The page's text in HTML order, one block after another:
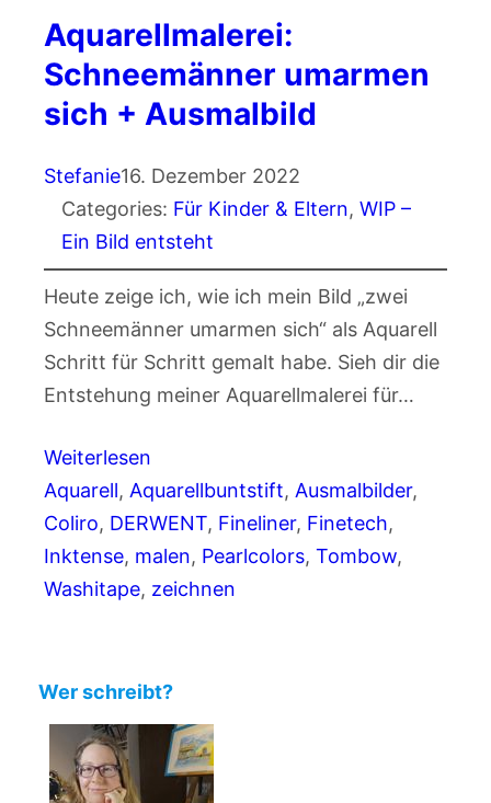
Aquarellmalerei:
Schneemänner umarmen
sich + Ausmalbild
Stefanie16. Dezember 2022
Categories: Für Kinder & Eltern, WIP –
Ein Bild entsteht
Heute zeige ich, wie ich mein Bild „zwei
Schneemänner umarmen sich“ als Aquarell
Schritt für Schritt gemalt habe. Sieh dir die
Entstehung meiner Aquarellmalerei für…
Weiterlesen
Aquarell, Aquarellbuntstift, Ausmalbilder
Coliro, DERWENT, Fineliner, Finetech
Inktense, malen, Pearlcolors, Tombow
Washitape, zeichnen
Wer schreibt?